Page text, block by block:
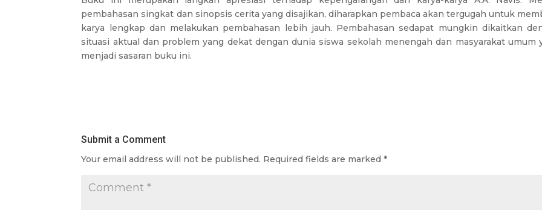
pembahasan singkat dan sinopsis cerita yang disajikan, diharapkan pembaca akan tergugah untuk
karya lengkap dan melakukan pembahasan lebih jauh. Pembahasan sedapat mungkin dikaitkan
situasi aktual dan problem yang dekat dengan dunia siswa sekolah menengah dan masyarakat umum
menjadi sasaran buku ini.
Submit a Comment
Your email address will not be published. Required fields are marked*